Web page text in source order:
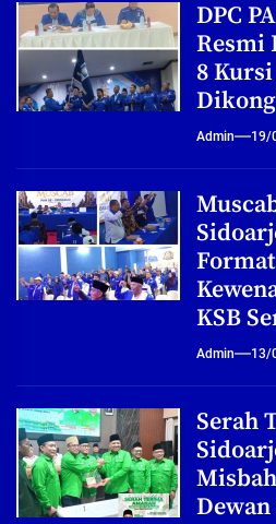
DPC
Resmi
8
Admin 19/
KSB
Admin 13/
Serah